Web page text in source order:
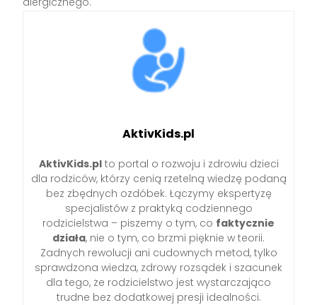
AktivKids.pl
AktivKids.plto portal o rozwoju i zdrowiu dzieci
dla rodziców, którzy cenią rzetelną wiedzę podaną
bez zbędnych ozdóbek. Łączymy ekspertyzę
specjalistów z praktyką codziennego
rodzicielstwa – piszemy o tym, co faktycznie
działa, nie o tym, co brzmi pięknie w teorii.
Żadnych rewolucji ani cudownych metod, tylko
sprawdzona wiedza, zdrowy rozsądek i szacunek
dla tego, że rodzicielstwo jest wystarczająco
trudne bez dodatkowej presji idealności.